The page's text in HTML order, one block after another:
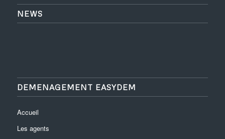
NEWS
DEMENAGEMENT EASYDEM
Accueil
Les agents